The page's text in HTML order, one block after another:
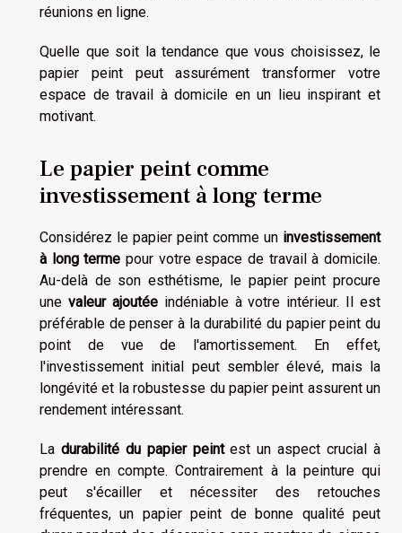
réunions en ligne.
Quelle que soit la tendance que vous choisissez, le
papier peint peut assurément transformer votre
espace de travail à domicile en un lieu inspirant et
motivant.
Le papier peint comme
investissement à long terme
Considérez le papier peint comme un investissement
à long terme pour votre espace de travail à domicile.
Au-delà de son esthétisme, le papier peint procure
une valeur ajoutéeindéniable à votre intérieur. Il est
préférable de penser à la durabilité du papier peint du
point de vue de l'amortissement. En effet,
l'investissement initial peut sembler élevé, mais la
longévité et la robustesse du papier peint assurent un
rendement intéressant.
La durabilité du papier peintest un aspect crucial à
prendre en compte. Contrairement à la peinture qui
peut s'écailler et nécessiter des retouches
fréquentes, un papier peint de bonne qualité peut